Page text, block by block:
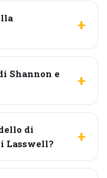
Shannon e
di
Lasswell?